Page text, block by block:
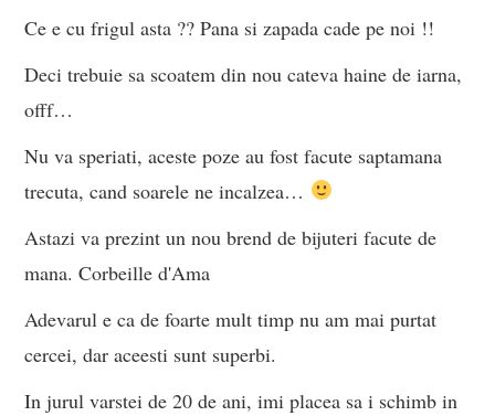
Ce e cu frigul asta ?? Pana si zapada cade pe noi !!
Deci trebuie sa scoatem din nou cateva haine de iarna,
offf…
Nu va speriati, aceste poze au fost facute saptamana
trecuta, cand soarele ne incalzea…
Astazi va prezint un nou brend de bijuteri facute de
mana. Corbeille d'Ama
Adevarul e ca de foarte mult timp nu am mai purtat
cercei, dar aceesti sunt superbi.
In jurul varstei de 20 de ani, imi placea sa i schimb in